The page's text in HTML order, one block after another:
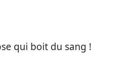
qui boit du sang !